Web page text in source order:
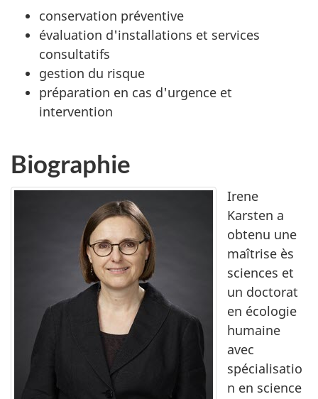
conservation préventive
évaluation d'installations et services
consultatifs
gestion du risque
préparation en cas d'urgence et
intervention
Biographie
Irene
Karsten a
obtenu une
maîtrise ès
sciences et
un doctorat
en écologie
humaine
avec
spécialisatio
n en science